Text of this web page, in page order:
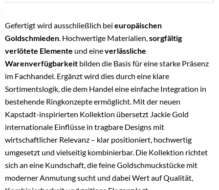
Gefertigt wird ausschließlich bei europäischen
Goldschmieden. Hochwertige Materialien,sorgfältig
verlötete Elemente und eineverlässliche
Warenverfügbarkeit bilden die Basis für eine starke Präsenz
im Fachhandel. Ergänzt wird dies durch eine klare
Sortimentslogik, die dem Handel eine einfache Integration in
bestehende Ringkonzepte ermöglicht. Mit der neuen
Kapstadt-inspirierten Kollektion übersetzt Jackie Gold
internationale Einflüsse in tragbare Designs mit
wirtschaftlicher Relevanz – klar positioniert, hochwertig
umgesetzt und vielseitig kombinierbar. Die Kollektion richtet
sich an eine Kundschaft, die feine Goldschmuckstücke mit
moderner Anmutung sucht und dabei Wert auf Qualität,